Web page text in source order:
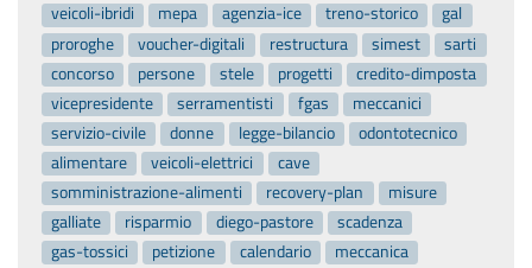
veicoli-ibridi
mepa agenzia-ice treno-storico
gal
proroghe
voucher-digitali restructura simest
sarti
concorso
persone stele progetti
credito-dimposta
vicepresidente
serramentisti fgas
meccanici
servizio-civile
donne legge-bilancio
odontotecnico
alimentare
veicoli-elettrici
cave
somministrazione-alimenti
recovery-plan
misure
galliate
risparmio diego-pastore
scadenza
gas-tossici
petizione calendario
meccanica